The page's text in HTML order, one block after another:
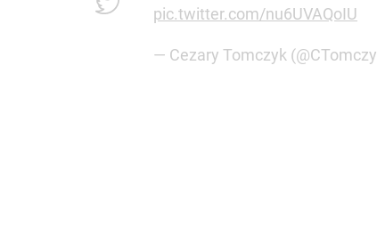
pic.twitter.com/nu6UVAQoIU
— Cezary Tomczyk